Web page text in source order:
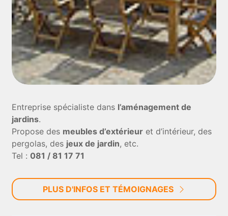
Entreprise spécialiste dans l’aménagement de
jardins.
Propose des meubles d’extérieur et d’intérieur, des
pergolas, des jeux de jardin, etc.
Tel : 081 / 81 17 71
PLUS D'INFOS ET TÉMOIGNAGES